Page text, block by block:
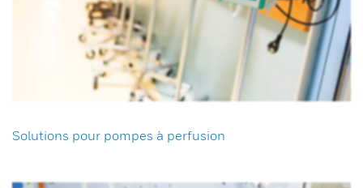
Solutions pour pompes à perfusion